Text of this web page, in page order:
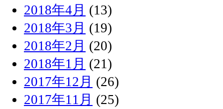
2018年4月 (13)
2018年3月 (19)
2018年2月 (20)
2018年1月 (21)
2017年12月 (26)
2017年11月 (25)